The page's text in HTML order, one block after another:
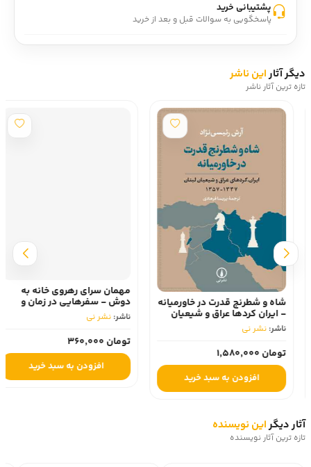
پشتیبانی خرید
پاسخگویی به سوالات قبل و بعد از خرید
دیگر آثاراین ناشر
تازه ترین آثار ناشر
شاه و شطرنج قدرت در خاورمیانه
- ایران کردها عراق و شیعیان
لبنان 1337-1357
ناشر:نشر نی
تومان 1,580,000
افزودن به سبد خرید
مهمان سرای رهروی خانه به
دوش - سفرهایی در زمان و
مکان
ناشر:نشر نی
تومان 360,000
افزودن به سبد خرید
آثار دیگراین نویسنده
تازه ترین آثار نویسنده